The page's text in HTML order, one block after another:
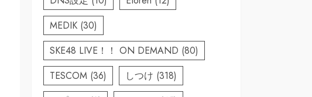
MEDIK (30)
SKE48 LIVE！！ ON DEMAND (80)
TESCOM (36) しつけ (318)